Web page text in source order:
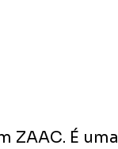
ZAAC. É